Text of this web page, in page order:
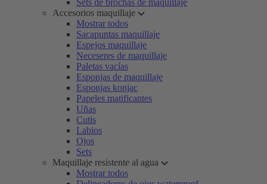
Sets de brochas de maquillaje
Accesorios maquillaje
Mostrar todos
Sacapuntas maquillaje
Espejos maquillaje
Neceseres de maquillaje
Paletas vacías
Esponjas de maquillaje
Esponjas konjac
Papeles matificantes
Uñas
Cutis
Labios
Ojos
Sets
Maquillaje resistente al agua
Mostrar todos